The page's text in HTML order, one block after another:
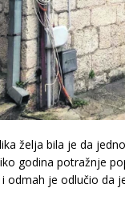
želja bila je da
godina potražnje
odmah je odlučio da